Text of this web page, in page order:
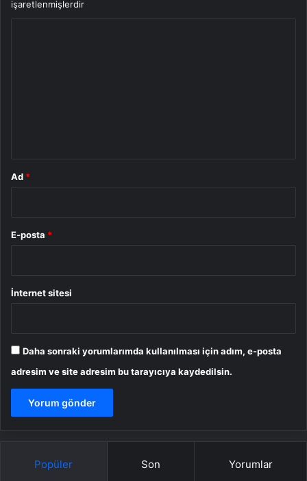
işaretlenmişlerdir
Ad *
E-posta *
İnternet sitesi
Daha sonraki yorumlarımda kullanılması için adım, e-posta
adresim ve site adresim bu tarayıcıya kaydedilsin.
Popüler Son Yorumlar